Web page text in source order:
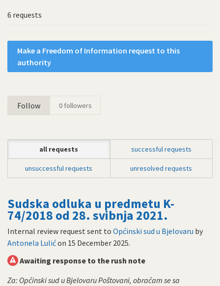
6 requests
Make a Freedom of Information request to this
authority
Follow 0followers
all requests successful requests
unsuccessful requests unresolved requests
Sudska odluka u predmetu K-
74/2018 od 28. svibnja 2021.
Internal review request sent to Općinski sud u Bjelovaru by
Antonela Lulićon 15 December 2025.
Awaiting response to the rush note
Za: Općinski sud u Bjelovaru Poštovani, obraćam se sa